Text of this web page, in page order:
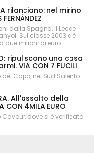
rilanciano: nel mirino
dalla Spagna, il Lecce
Sul classe 2003 c'è
due milioni di euro.
ripuliscono una casa
VIA CON 7 FUCILI
Capo, nel Sud Salento:
All'assalto della
4MILA EURO
dove si è verificato